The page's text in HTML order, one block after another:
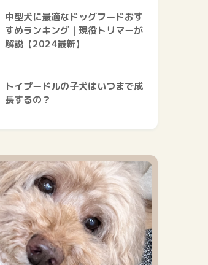
中型犬に最適なドッグフードおす
すめランキング｜現役トリマーが
解説【2024最新】
トイプードルの子犬はいつまで成
長するの？